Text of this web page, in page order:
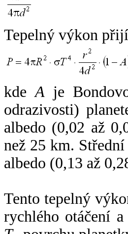
Tepelný výkon
kdeA je
odrazivosti)
albedo (0,02 až
než 25 km.
albedo (0,13 až
Tento tepelný
rychlého otáčení